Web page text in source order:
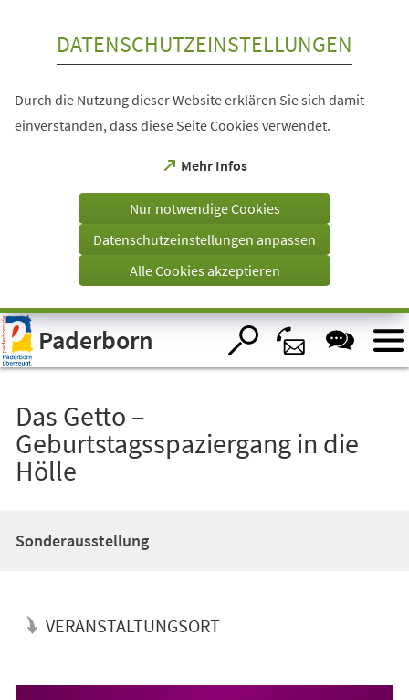
Visuelle
Assistenzsoftware
öffnen.
DATENSCHUTZEINSTELLUNGEN
Durch die Nutzung dieser Website erklären Sie sich damit
einverstanden, dass diese Seite Cookies verwendet.
Mehr Infos
(Öffnet
einem
Tab)
Nur notwendige Cookies
Datenschutzeinstellungen anpassen
Alle Cookies akzeptieren
Paderborn
Das Getto –
Geburtstagsspaziergang in die
Hölle
Sonderausstellung
VERANSTALTUNGSORT